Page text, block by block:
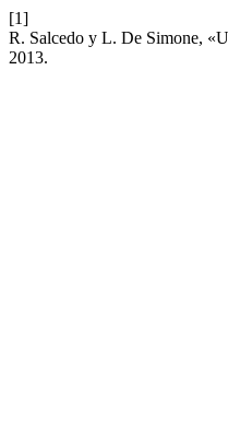
[1]
R. Salcedo y L. De Simone,
2013.